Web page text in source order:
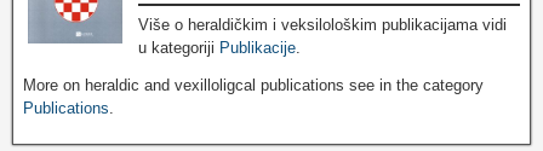
Više o heraldičkim i veksilološkim publikacijama vidi
u kategoriji Publikacije.
More on heraldic and vexilloligcal publications see in the category
Publications.